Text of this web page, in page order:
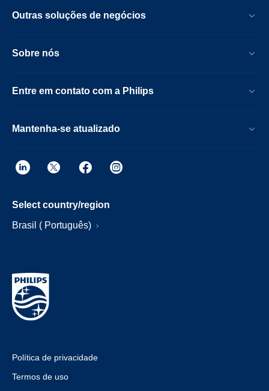
Outras soluções de negócios
Sobre nós
Entre em contato com a Philips
Mantenha-se atualizado
Select country/region
Brasil ( Português)
Política de privacidade
Termos de uso